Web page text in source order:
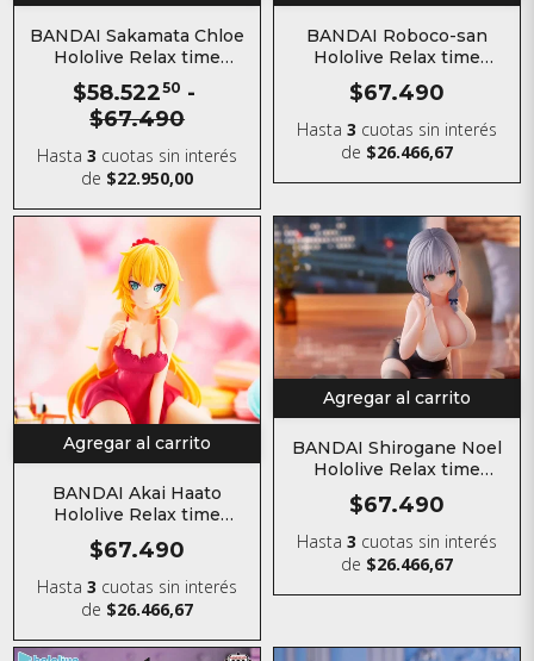
BANDAI Sakamata Chloe
Hololive Relax time
Figura
$58.52250 -
$67.490
Hasta3 cuotas sin interés
de $22.950,00
BANDAI Roboco-san
Hololive Relax time
$67.490
Hasta 3 cuotas sin interés
de $26.466,67
Agregar al carrito
BANDAI Akai Haato
Hololive Relax time
$67.490
Hasta3 cuotas sin interés
de $26.466,67
Agregar al carrito
BANDAI Shirogane Noel
Hololive Relax time
$67.490
Hasta 3 cuotas sin interés
de $26.466,67